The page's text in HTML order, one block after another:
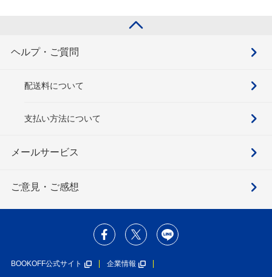
ヘルプ・ご質問
配送料について
支払い方法について
メールサービス
ご意見・ご感想
BOOKOFF公式サイト 企業情報